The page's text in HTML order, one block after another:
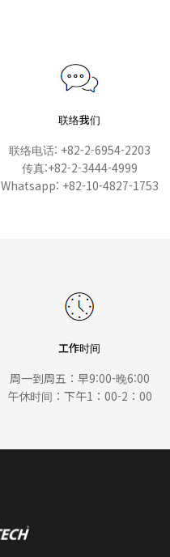
联络我们
联络电话: +82-2-6954-2203
传真:+82-2-3444-4999
Whatsapp: +82-10-4827-1753
工作时间
周一到周五：早9:00-晚6:00
午休时间：下午1：00-2：00